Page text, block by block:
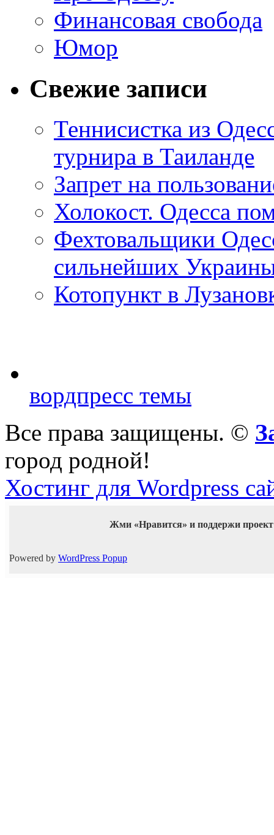
Финансовая свобода
Юмор
Свежие записи
Теннисистка из
турнира в Таиланде
Запрет на
Холокост. Одесса
Фехтовальщики
сильнейших
Котопункт в
вордпресс темы
Все права защищены. ©
город родной!
Хостинг для Wordpress
Жми «Нравится» и поддержи
Powered by WordPress Popup